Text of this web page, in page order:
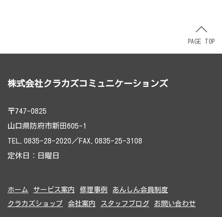
PAGE TOP
株式会社クラカズコミュニケーションズ
〒747-0825
山口県防府市新田605-1
TEL.0835-28-2020／FAX.0835-25-3108
定休日：日曜日
ホーム サービス案内 修理事例
あんしん会員制度
クラカズショップ
会社案内 スタッフブログ お問い合わせ